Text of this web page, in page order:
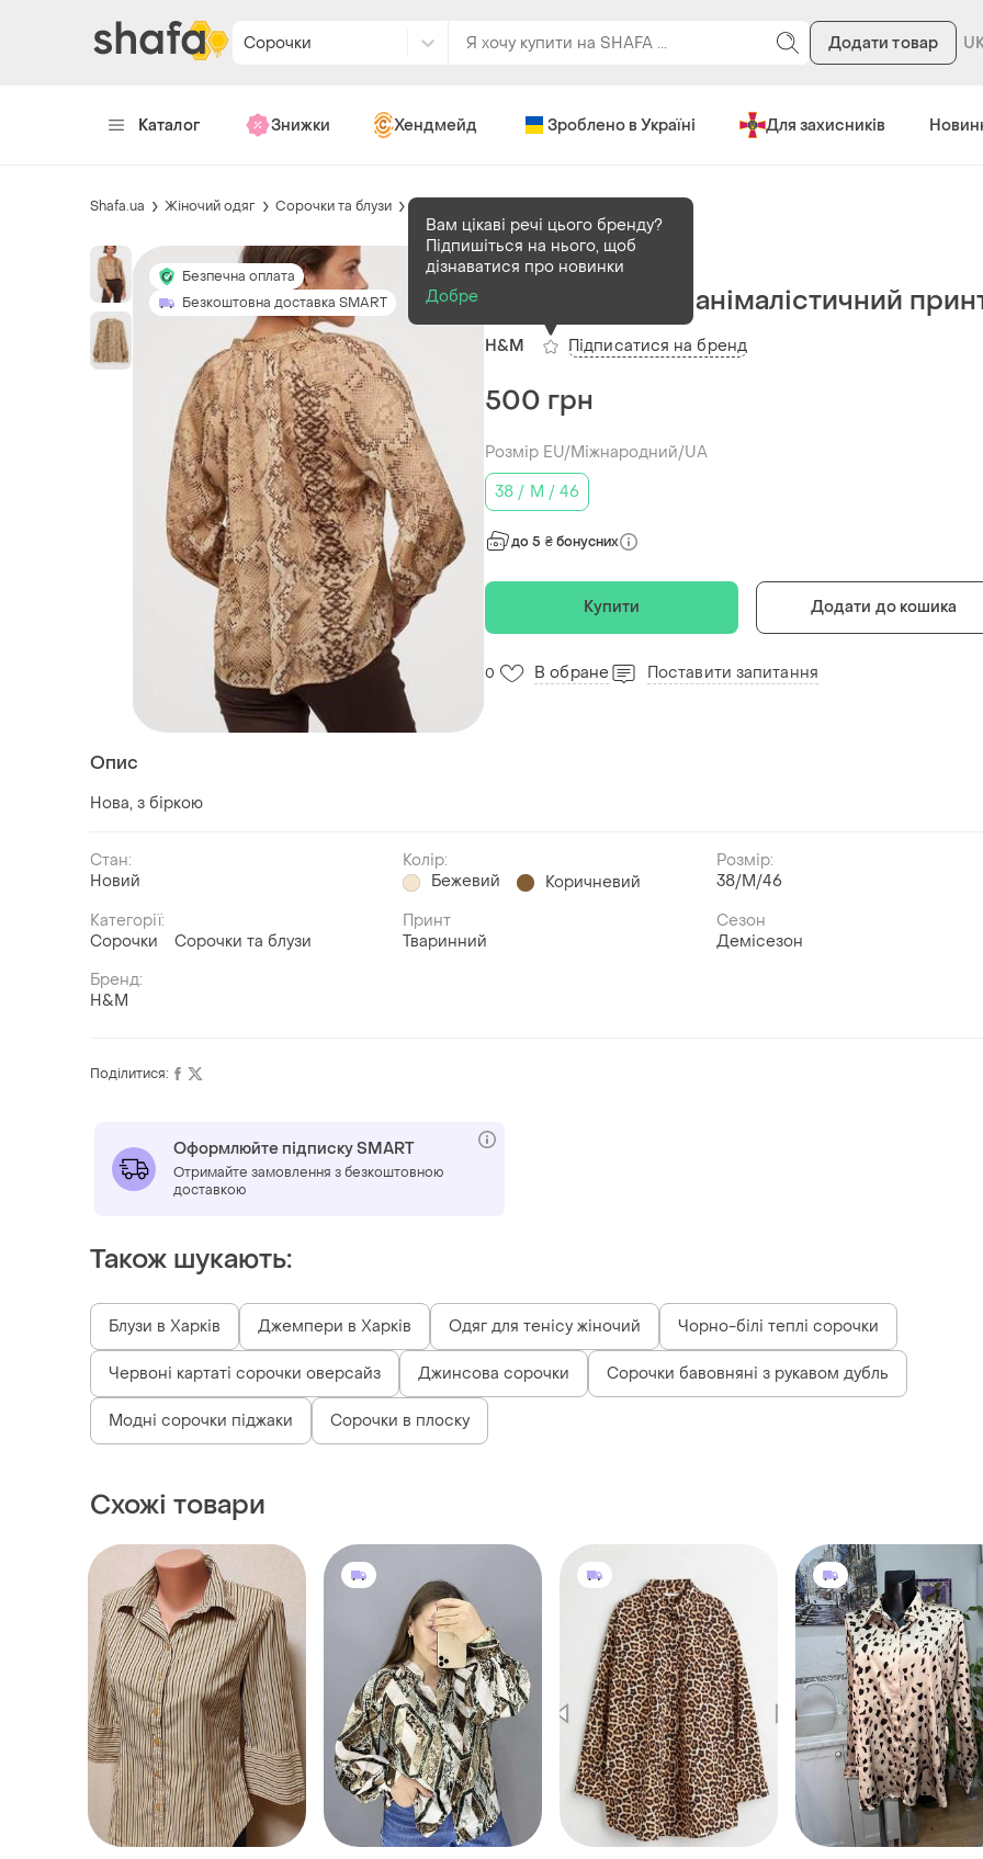
Сорочки Додати товар
Каталог Знижки Хендмейд Зроблено в Україні Для захисників
Shafa.ua Жіночий одяг Сорочки та блузи
Безпечна оплата
Безкоштовна доставка SMART
В наявності1 шт
Сорочка h&m в анімалістичний
H&M
Вам цікаві речі цього бренду?
Підпишіться на нього, щоб
дізнаватися про новинки
Добре
Підписатися на бренд
500 грн
Розмір EU/Міжнародний/UA
38 / M / 46
до 5 ₴ бонусних
Купити Додати до кошика
0 В обране Поставити запитання
Опис
Нова, з біркою
Стан:
Новий
Колір:
Бежевий
Коричневий
Розмір:
38/M/46
Категорії:
Сорочки
Сорочки та блузи
Принт
Тваринний
Сезон
Демісезон
Бренд:
H&M
Поділитися:
Оформлюйте підписку SMART
Отримайте замовлення з безкоштовною
доставкою
Також шукають:
Блузи в Харків Джемпери в Харків Одяг для тенісу жіночий Чорно-білі теплі сорочки
Червоні картаті сорочки оверсайз Джинсова сорочки Сорочки бавовняні з рукавом дубль
Модні сорочки піджаки Сорочки в плоску
Схожі товари